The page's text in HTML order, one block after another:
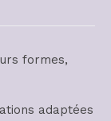
formes,
adaptées